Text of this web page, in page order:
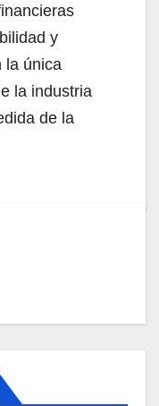
y
la única
la industria
de la